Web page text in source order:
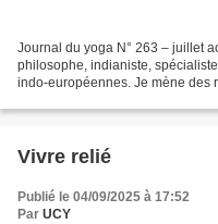
Journal du yoga N° 263 – juillet
philosophe, indianiste,
indo-européennes. Je mène des
Vivre relié
Publié le 04/09/2025 à 17:52
Par UCY